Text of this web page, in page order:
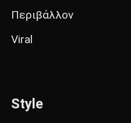
Περιβάλλον
Viral
Style